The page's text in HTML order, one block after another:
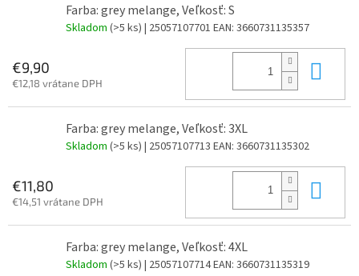
Farba: grey melange, Veľkosť: S
Skladom (>5 ks) | 25057107701 EAN: 3660731135357
€9,90
€12,18 vrátane DPH
Farba: grey melange, Veľkosť: 3XL
Skladom (>5 ks) | 25057107713 EAN: 3660731135302
€11,80
€14,51 vrátane DPH
Farba: grey melange, Veľkosť: 4XL
Skladom (>5 ks) | 25057107714EAN: 3660731135319